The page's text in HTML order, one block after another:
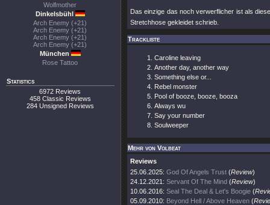
Wolfmother
Dinkelsbühl
Arch Enemy (+21)
Arch Enemy (+21)
Arch Enemy (+21)
Arch Enemy (+21)
München
Rose Tattoo
Statistics
6972 Reviews
458 Classic Reviews
284 Unsigned Reviews
Das einzige das noch verwerflicher ist als
Stretchhose gekleidet schrieb.
Trackliste
Caroline leaving
Another day, another way
Something else or...
Rebel monster
Pool of booze, booze, booza
Always wu
Say your number
Soulweeper
Mehr von Volbeat
Reviews
25.06.2025: God Of Angels Trust (Review)
24.12.2021: Servant Of The Mind (Review)
10.06.2016: Seal The Deal & Let's Boogie (
05.09.2010: Beyond Hell / Above Heaven (